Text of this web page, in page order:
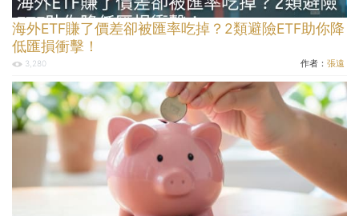
海外ETF賺了價差卻被匯率吃掉？2類避險ETF助你降
低匯損衝擊！
3,280 作者： 張遠